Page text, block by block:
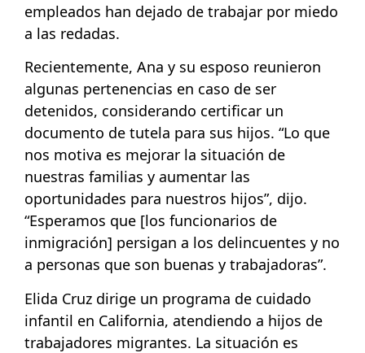
empleados han dejado de trabajar por miedo
a las redadas.
Recientemente, Ana y su esposo reunieron
algunas pertenencias en caso de ser
detenidos, considerando certificar un
documento de tutela para sus hijos. “Lo que
nos motiva es mejorar la situación de
nuestras familias y aumentar las
oportunidades para nuestros hijos”, dijo.
“Esperamos que [los funcionarios de
inmigración] persigan a los delincuentes y no
a personas que son buenas y trabajadoras”.
Elida Cruz dirige un programa de cuidado
infantil en California, atendiendo a hijos de
trabajadores migrantes. La situación es